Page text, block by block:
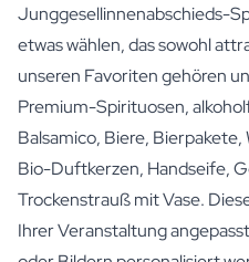
Junggesellinnenabschieds-
etwas wählen, das sowohl
unseren Favoriten gehören
Premium-Spirituosen,
Balsamico, Biere, Bierpakete,
Bio-Duftkerzen, Handseife,
Trockenstrauß mit Vase.
Ihrer Veranstaltung